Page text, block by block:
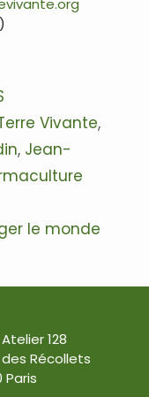
Vivante,
, Jean-
le monde
128
Récollets
Paris